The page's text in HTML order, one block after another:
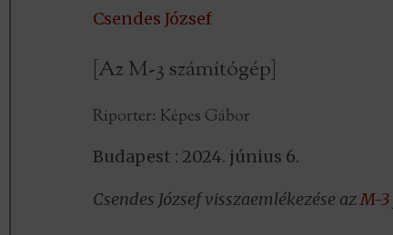
Csendes József
[Az M-3 számítógép]
Riporter: Képes Gábor
Budapest : 2024. június 6.
Csendes József visszaemlékezése azM-3